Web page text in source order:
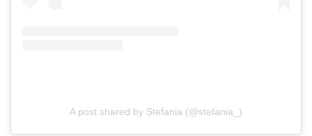
A post shared by Stefania (@stefania_)